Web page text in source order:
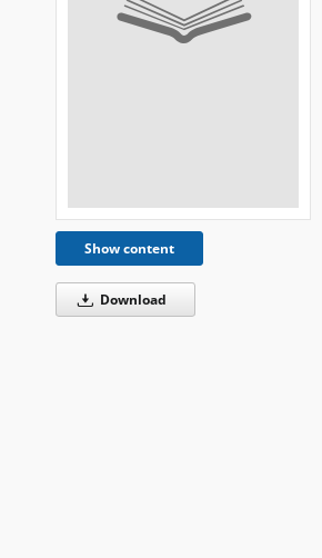
Show content
Download